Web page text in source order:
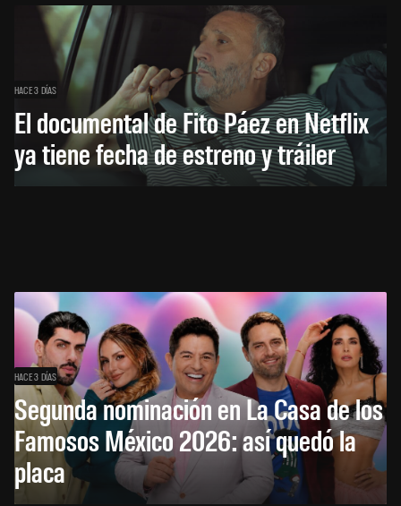
HACE 3 DÍAS
El documental de Fito Páez en Netflix
ya tiene fecha de estreno y tráiler
HACE 3 DÍAS
Segunda nominación en La Casa de los
Famosos México 2026: así quedó la
placa